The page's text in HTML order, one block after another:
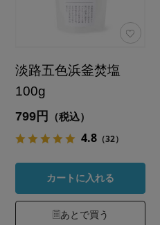
淡路五色浜釜焚塩
100g
799円 （税込）
4.8 （32）
カートに入れる
あとで買う